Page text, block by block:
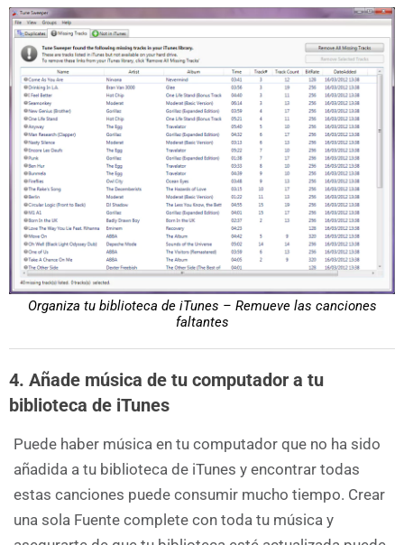
Organiza tu biblioteca de iTunes – Remueve las canciones
faltantes
4. Añade música de tu computador a tu
biblioteca de iTunes
Puede haber música en tu computador que no ha sido
añadida a tu biblioteca de iTunes y encontrar todas
estas canciones puede consumir mucho tiempo. Crear
una sola Fuente complete con toda tu música y